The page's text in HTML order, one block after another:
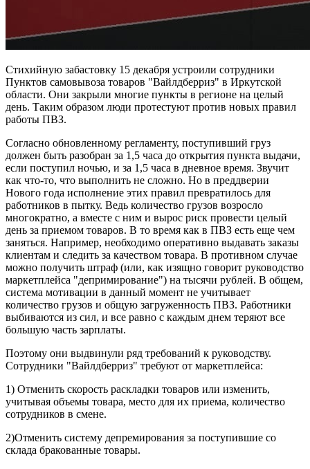
Стихийную забастовку 15 декабря устроили сотрудники
Пунктов самовывоза товаров "Вайлдберриз" в Иркутской
области. Они закрыли многие пункты в регионе на целый
день. Таким образом люди протестуют против новых правил
работы ПВЗ.
Согласно обновленному регламенту, поступивший груз
должен быть разобран за 1,5 часа до открытия пункта выдачи,
если поступил ночью, и за 1,5 часа в дневное время. Звучит
как что-то, что выполнить не сложно. Но в преддверии
Нового года исполнение этих правил превратилось для
работников в пытку. Ведь количество грузов возросло
многократно, а вместе с ним и вырос риск провести целый
день за приемом товаров. В то время как в ПВЗ есть еще чем
заняться. Например, необходимо оперативно выдавать заказы
клиентам и следить за качеством товара. В противном случае
можно получить штраф (или, как изящно говорит руководство
маркетплейса "депримирование") на тысячи рублей. В общем,
система мотивации в данный момент не учитывает
количество грузов и общую загруженность ПВЗ. Работники
выбиваются из сил, и все равно с каждым днем теряют все
большую часть зарплаты.
Поэтому они выдвинули ряд требований к руководству.
Сотрудники "Вайлдберриз" требуют от маркетплейса:
1) Отменить скорость раскладки товаров или изменить,
учитывая объемы товара, место для их приема, количество
сотрудников в смене.
2)Отменить систему депремирования за поступившие со
склада бракованные товары.